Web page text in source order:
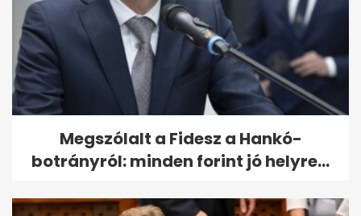
Megszólalt a Fidesz a Hankó-
botrányról: minden forint jó helyre...